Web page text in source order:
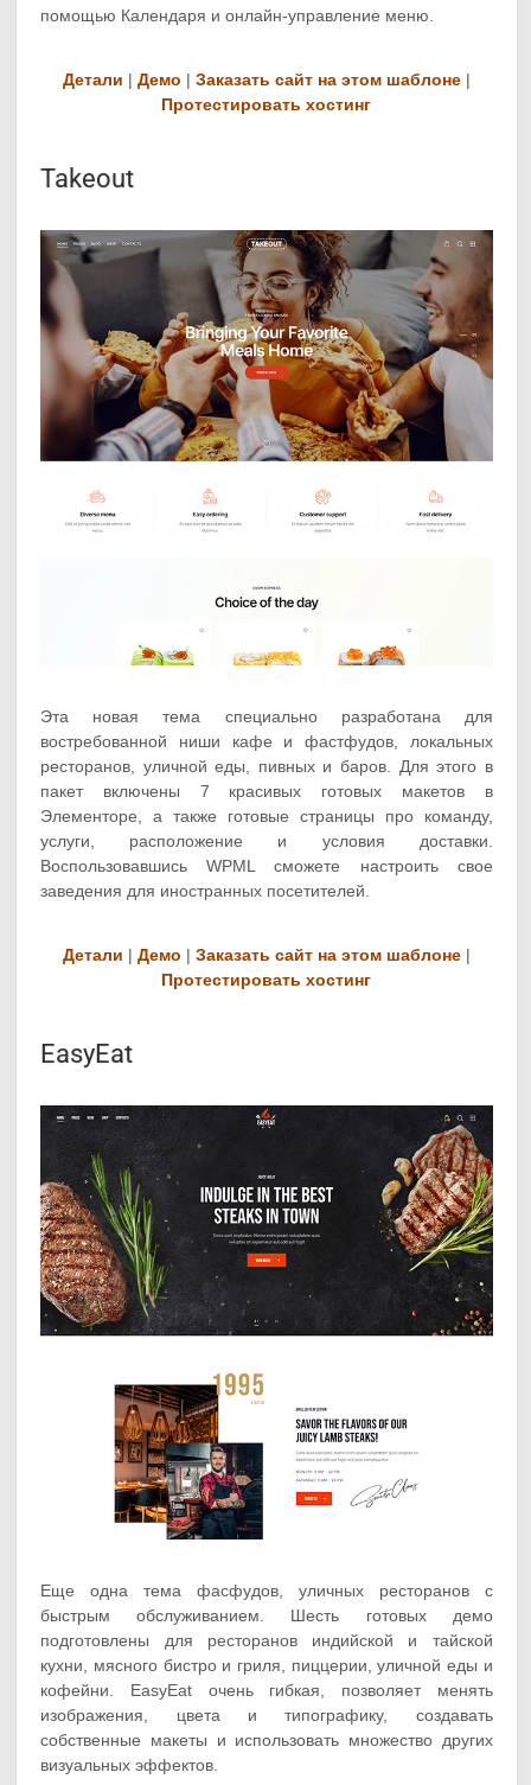
помощью Календаря и онлайн-управление меню.
Детали | Демо | Заказать сайт на этом шаблоне|
Протестировать хостинг
Takeout
Эта новая тема специально разработана для
востребованной ниши кафе и фастфудов, локальных
ресторанов, уличной еды, пивных и баров. Для этого в
пакет включены 7 красивых готовых макетов в
Элементоре, а также готовые страницы про команду,
услуги, расположение и условия доставки.
Воспользовавшись WPML сможете настроить свое
заведения для иностранных посетителей.
Детали | Демо | Заказать сайт на этом шаблоне|
Протестировать хостинг
EasyEat
Еще одна тема фасфудов, уличных ресторанов с
быстрым обслуживанием. Шесть готовых демо
подготовлены для ресторанов индийской и тайской
кухни, мясного бистро и гриля, пиццерии, уличной еды и
кофейни. EasyEat очень гибкая, позволяет менять
изображения, цвета и типографику, создавать
собственные макеты и использовать множество других
визуальных эффектов.